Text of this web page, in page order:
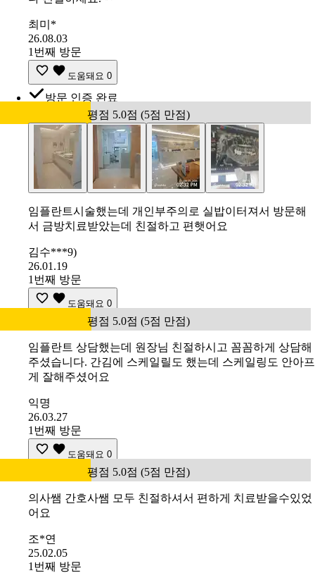
최미*
26.08.03
1번째 방문
도움돼요 0
방문 인증 완료
평점 5.0점 (5점 만점)
임플란트시술했는데 개인부주의로 실밥이터져서 방문해
서 금방치료받았는데 친절하고 편햇어요
김수***9)
26.01.19
1번째 방문
도움돼요 0
평점 5.0점 (5점 만점)
임플란트 상담했는데 원장님 친절하시고 꼼꼼하게 상담해
주셨습니다. 간김에 스케일릴도 했는데 스케일링도 안아프
게 잘해주셨어요
익명
26.03.27
1번째 방문
도움돼요 0
평점 5.0점 (5점 만점)
의사쌤 간호사쌤 모두 친절하셔서 편하게 치료받을수있었
어요
조*연
25.02.05
1번째 방문